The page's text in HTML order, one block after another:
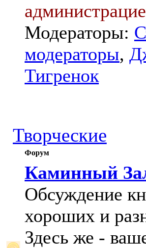
Модераторы:
модераторы,
Тигренок
Творческие
Форум
Каминный
Обсуждение
хороших и
Здесь же -